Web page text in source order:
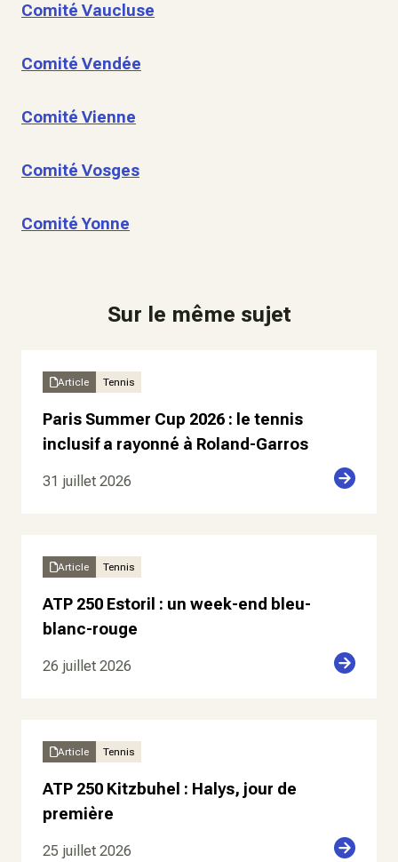
Comité Vaucluse
Comité Vendée
Comité Vienne
Comité Vosges
Comité Yonne
Sur le même sujet
Article Tennis
Paris Summer Cup 2026 : le tennis
inclusif a rayonné à Roland-Garros
31 juillet 2026
Article Tennis
ATP 250 Estoril : un week-end bleu-
blanc-rouge
26 juillet 2026
Article Tennis
ATP 250 Kitzbuhel : Halys, jour de
première
25 juillet 2026